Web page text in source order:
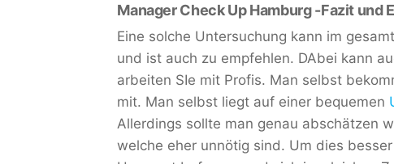
Manager Check Up Hamburg -Fazit und
Eine solche Untersuchung kann im
und ist auch zu empfehlen. DAbei kann
arbeiten SIe mit Profis. Man selbst
mit. Man selbst liegt auf einer bequemen
Allerdings sollte man genau abschätzen
welche eher unnötig sind. Um dies